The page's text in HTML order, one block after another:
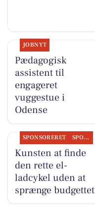
JOBNYT
Pædagogisk
assistent til
engageret
vuggestue i
Odense
SPONSORERET SPONSORERET INDHOLD
Kunsten at finde
den rette el-
ladcykel uden at
sprænge budgettet